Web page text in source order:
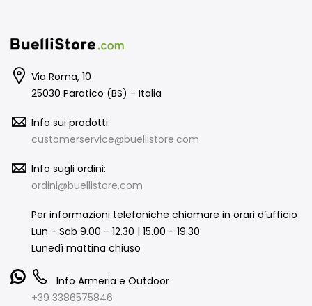
Via Roma, 10
25030 Paratico (BS) - Italia
Info sui prodotti:
customerservice@buellistore.com
Info sugli ordini:
ordini@buellistore.com
Per informazioni telefoniche chiamare in orari d’ufficio
Lun - Sab 9.00 - 12.30 | 15.00 - 19.30
Lunedì mattina chiuso
Info Armeria e Outdoor
+39 3386575846